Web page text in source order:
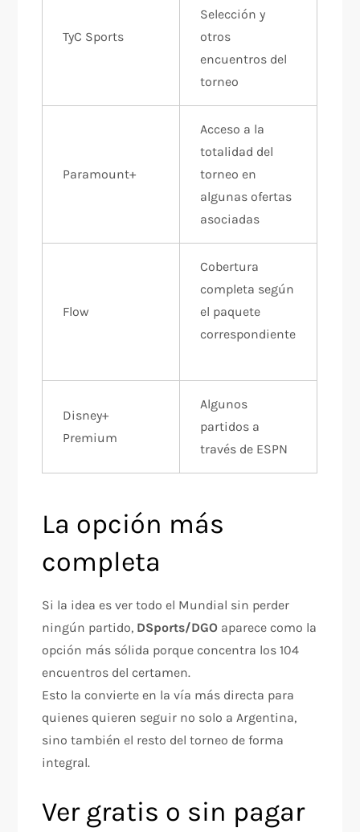
TyC Sports
Selección y
otros
encuentros del
torneo
Paramount+
Acceso a la
totalidad del
torneo en
algunas ofertas
asociadas
Flow
Cobertura
completa según
el paquete
correspondiente
Disney+
Premium
Algunos
partidos a
través de ESPN
La opción más
completa
Si la idea es ver todo el Mundial sin perder
ningún partido, DSports/DGO aparece como la
opción más sólida porque concentra los 104
encuentros del certamen.
Esto la convierte en la vía más directa para
quienes quieren seguir no solo a Argentina,
sino también el resto del torneo de forma
integral.
Ver gratis o sin pagar